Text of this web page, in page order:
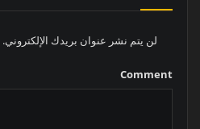
لن يتم نشر عنوان بريدك الإلكتروني.
Comment